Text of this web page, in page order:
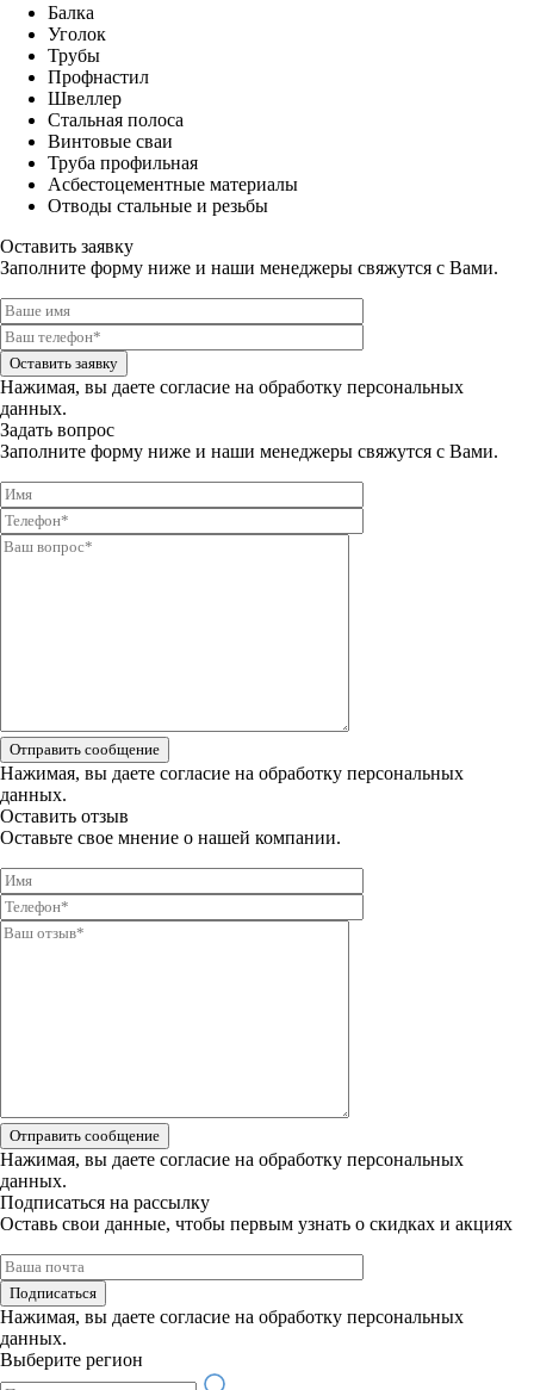
Балка
Уголок
Трубы
Профнастил
Швеллер
Стальная полоса
Винтовые сваи
Труба профильная
Асбестоцементные материалы
Отводы стальные и резьбы
Оставить заявку
Заполните форму ниже и наши менеджеры свяжутся с Вами.
Оставить заявку
Нажимая, вы даете согласие на обработку персональных
данных.
Задать вопрос
Заполните форму ниже и наши менеджеры свяжутся с Вами.
Отправить сообщение
Нажимая, вы даете согласие на обработку персональных
данных.
Оставить отзыв
Оставьте свое мнение о нашей компании.
Отправить сообщение
Нажимая, вы даете согласие на обработку персональных
данных.
Подписаться на рассылку
Оставь свои данные, чтобы первым узнать о скидках и акциях
Подписаться
Нажимая, вы даете согласие на обработку персональных
данных.
Выберите регион